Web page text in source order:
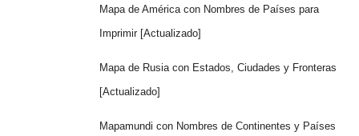
Mapa de América con Nombres de Países para
Imprimir [Actualizado]
Mapa de Rusia con Estados, Ciudades y Fronteras
[Actualizado]
Mapamundi con Nombres de Continentes y Países